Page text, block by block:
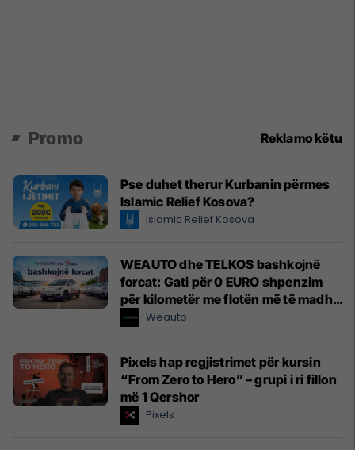
Promo Reklamo këtu
Pse duhet therur Kurbanin përmes
Islamic Relief Kosova?
Islamic Relief Kosova
WEAUTO dhe TELKOS bashkojnë
forcat: Gati për 0 EURO shpenzim
për kilometër me flotën më të madhe
elektrike të një kompanie kosovare
Weauto
Pixels hap regjistrimet për kursin
“From Zero to Hero” – grupi i ri fillon
më 1 Qershor
Pixels